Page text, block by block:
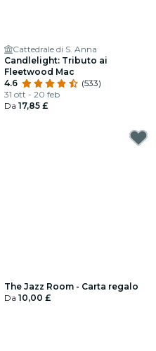
Cattedrale di S. Anna
Candlelight: Tributo ai
Fleetwood Mac
4.6
(533)
31 ott - 20 feb
Da 17,85 £
The Jazz Room - Carta regalo
Da 10,00 £